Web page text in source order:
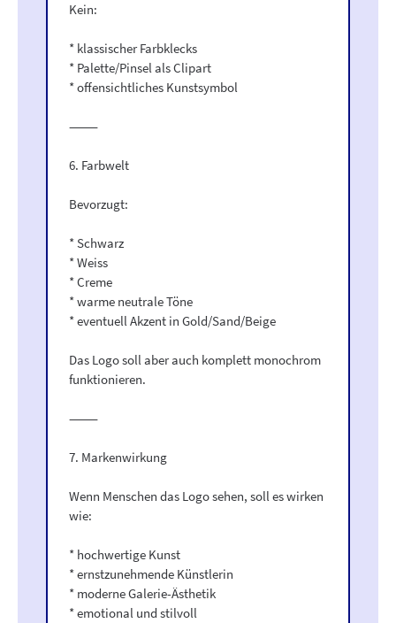
Kein:
* klassischer Farbklecks
* Palette/Pinsel als Clipart
* offensichtliches Kunstsymbol
⸻
6. Farbwelt
Bevorzugt:
* Schwarz
* Weiss
* Creme
* warme neutrale Töne
* eventuell Akzent in Gold/Sand/Beige
Das Logo soll aber auch komplett monochrom
funktionieren.
⸻
7. Markenwirkung
Wenn Menschen das Logo sehen, soll es wirken
wie:
* hochwertige Kunst
* ernstzunehmende Künstlerin
* moderne Galerie-Ästhetik
* emotional und stilvoll